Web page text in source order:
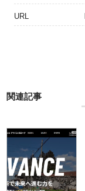
URL
関連記事